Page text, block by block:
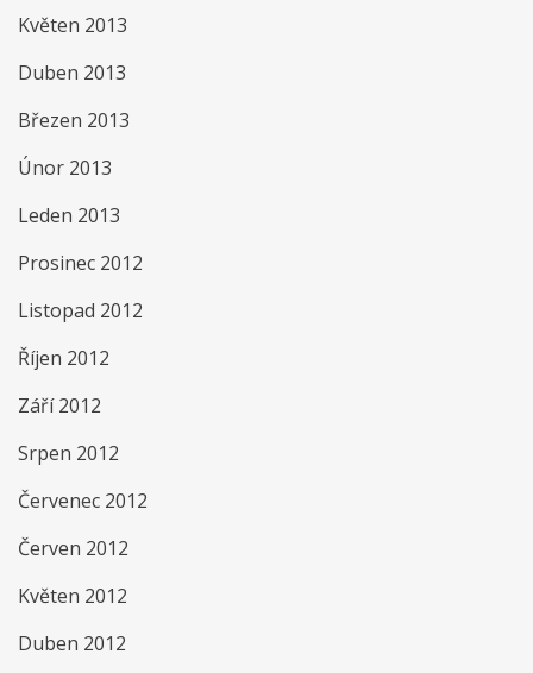
Květen 2013
Duben 2013
Březen 2013
Únor 2013
Leden 2013
Prosinec 2012
Listopad 2012
Říjen 2012
Září 2012
Srpen 2012
Červenec 2012
Červen 2012
Květen 2012
Duben 2012